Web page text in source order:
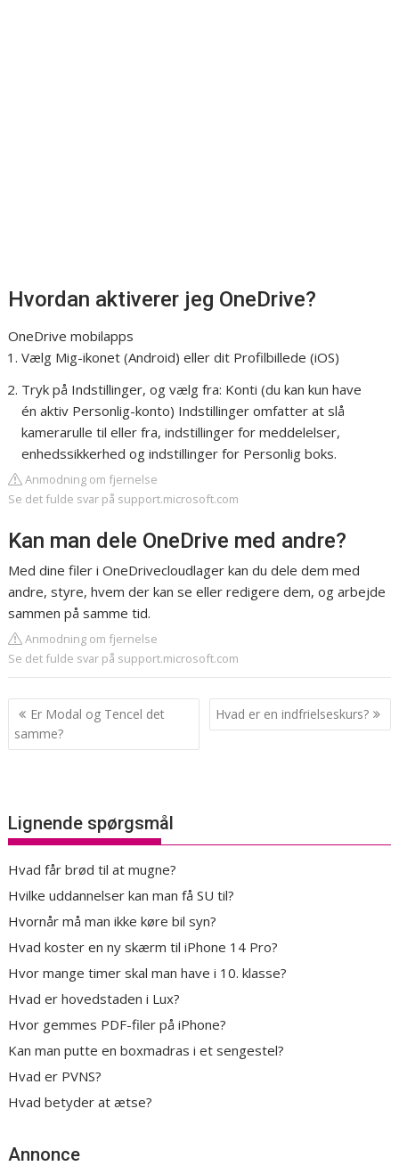
Hvordan aktiverer jeg OneDrive?
OneDrive mobilapps
Vælg Mig-ikonet (Android) eller dit Profilbillede (iOS)
Tryk på Indstillinger, og vælg fra: Konti (du kan kun have
én aktiv Personlig-konto) Indstillinger omfatter at slå
kamerarulle til eller fra, indstillinger for meddelelser,
enhedssikkerhed og indstillinger for Personlig boks.
Anmodning om fjernelse
Se det fulde svar på support.microsoft.com
Kan man dele OneDrive med andre?
Med dine filer i OneDrivecloudlager kan du dele dem med
andre, styre, hvem der kan se eller redigere dem, og arbejde
sammen på samme tid.
Anmodning om fjernelse
Se det fulde svar på support.microsoft.com
Indlægsnavigation
Er Modal og Tencel det
samme?
Hvad er en indfrielseskurs?
Lignende spørgsmål
Hvad får brød til at mugne?
Hvilke uddannelser kan man få SU til?
Hvornår må man ikke køre bil syn?
Hvad koster en ny skærm til iPhone 14 Pro?
Hvor mange timer skal man have i 10. klasse?
Hvad er hovedstaden i Lux?
Hvor gemmes PDF-filer på iPhone?
Kan man putte en boxmadras i et sengestel?
Hvad er PVNS?
Hvad betyder at ætse?
Annonce